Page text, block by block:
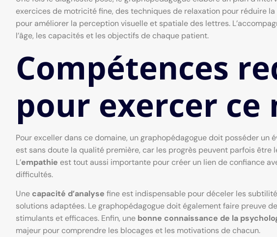
exercices de motricité fine, des techniques de relaxation pour réduire
pour améliorer la perception visuelle et spatiale des lettres.
l’âge, les capacités et les objectifs de chaque patient.
Compétences
pour exercer ce
Pour exceller dans ce domaine, un graphopédagogue doit posséder un
est sans doute la qualité première, car les progrès peuvent parfois être
L’empathie est tout aussi importante pour créer un lien de confiance
difficultés.
Une capacité d’analyse fine est indispensable pour déceler les
solutions adaptées. Le graphopédagogue doit également faire preuve de
stimulants et efficaces. Enfin, une bonne connaissance de la
majeur pour comprendre les blocages et les motivations de chacun.